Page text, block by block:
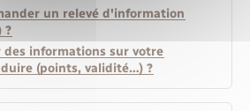
un relevé d'information
?
des informations sur votre
(points, validité…) ?